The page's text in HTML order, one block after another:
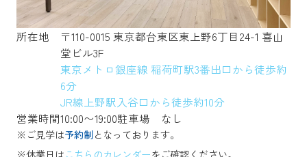
所在地
〒110-0015 東京都台東区東上野6丁目24-1 喜山
堂ビル3F
東京メトロ銀座線 稲荷町駅3番出口から徒歩約
6分
JR線上野駅入谷口から徒歩約10分
営業時間10:00〜19:00駐車場 なし
※ご見学は予約制となっております。